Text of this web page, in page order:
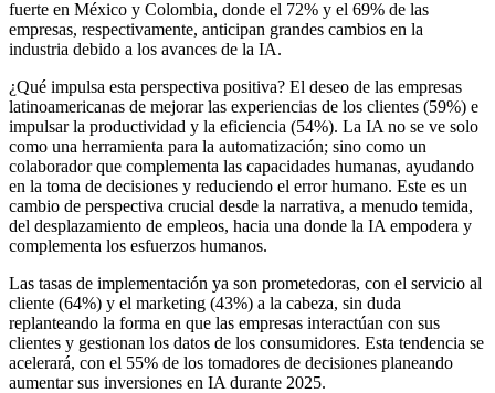
fuerte en México y Colombia, donde el 72% y el 69% de las
empresas, respectivamente, anticipan grandes cambios en la
industria debido a los avances de la IA.
¿Qué impulsa esta perspectiva positiva? El deseo de las empresas
latinoamericanas de mejorar las experiencias de los clientes (59%) e
impulsar la productividad y la eficiencia (54%). La IA no se ve solo
como una herramienta para la automatización; sino como un
colaborador que complementa las capacidades humanas, ayudando
en la toma de decisiones y reduciendo el error humano. Este es un
cambio de perspectiva crucial desde la narrativa, a menudo temida,
del desplazamiento de empleos, hacia una donde la IA empodera y
complementa los esfuerzos humanos.
Las tasas de implementación ya son prometedoras, con el servicio al
cliente (64%) y el marketing (43%) a la cabeza, sin duda
replanteando la forma en que las empresas interactúan con sus
clientes y gestionan los datos de los consumidores. Esta tendencia se
acelerará, con el 55% de los tomadores de decisiones planeando
aumentar sus inversiones en IA durante 2025.